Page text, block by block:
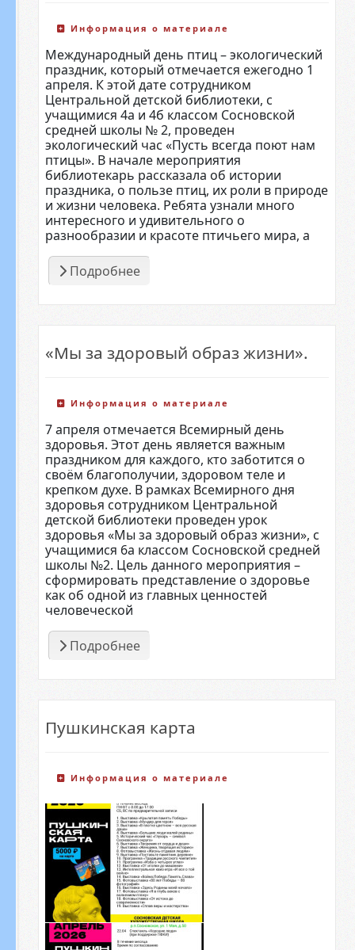
Информация о материале
Международный день птиц – экологический
праздник, который отмечается ежегодно 1
апреля. К этой дате сотрудником
Центральной детской библиотеки, с
учащимися 4а и 4б классом Сосновской
средней школы № 2, проведен
экологический час «Пусть всегда поют нам
птицы». В начале мероприятия
библиотекарь рассказала об истории
праздника, о пользе птиц, их роли в природе
и жизни человека. Ребята узнали много
интересного и удивительного о
разнообразии и красоте птичьего мира, а
Подробнее
«Мы за здоровый образ жизни».
Информация о материале
7 апреля отмечается Всемирный день
здоровья. Этот день является важным
праздником для каждого, кто заботится о
своём благополучии, здоровом теле и
крепком духе. В рамках Всемирного дня
здоровья сотрудником Центральной
детской библиотеки проведен урок
здоровья «Мы за здоровый образ жизни», с
учащимися 6а классом Сосновской средней
школы №2. Цель данного мероприятия –
сформировать представление о здоровье
как об одной из главных ценностей
человеческой
Подробнее
Пушкинская карта
Информация о материале